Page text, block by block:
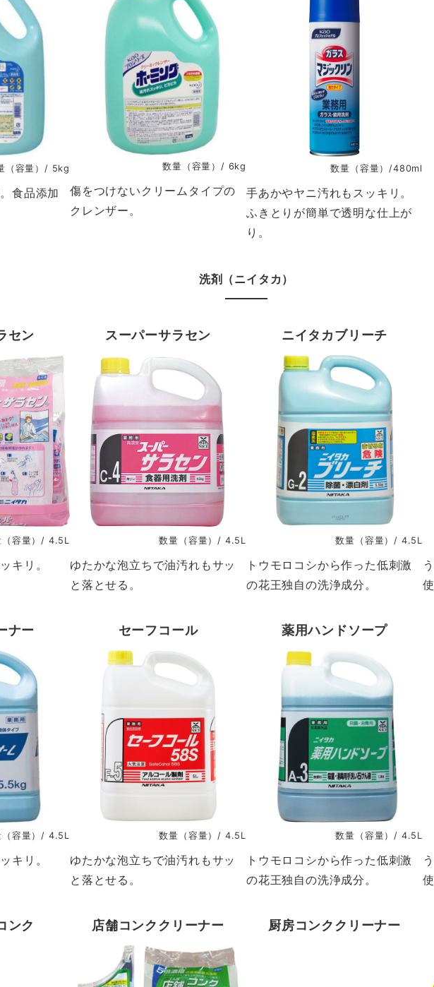
（容量）/ 5kg
食品添加
数量（容量）/ 6kg
傷をつけないクリームタイプの
クレンザー。
数量（容量）/480ml
手あかやヤニ汚れもスッキリ。
ふきとりが簡単で透明な仕上が
り。
洗剤（ニイタカ）
セン
（容量）/ 4.5L
キリ。
スーパーサラセン
数量（容量）/ 4.5L
ゆたかな泡立ちで油汚れもサッ
と落とせる。
ニイタカブリーチ
数量（容量）/ 4.5L
トウモロコシから作った低刺激
の花王独自の洗浄成分。
ナー
（容量）/ 4.5L
キリ。
セーフコール
数量（容量）/ 4.5L
ゆたかな泡立ちで油汚れもサッ
と落とせる。
薬用ハンドソープ
数量（容量）/ 4.5L
トウモロコシから作った低刺激
の花王独自の洗浄成分。
ンク 店舗コンククリーナー 厨房コンククリーナー